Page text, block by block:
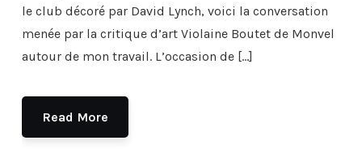
le club décoré par David Lynch, voici la conversation
menée par la critique d’art Violaine Boutet de Monvel
autour de mon travail. L’occasion de […]
Read More